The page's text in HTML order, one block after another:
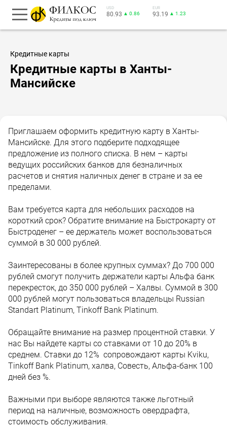
USD
80.93 ▲ 0.86
EUR
93.19 ▲ 1.23
Кредитные карты
Кредитные карты в Ханты-
Мансийске
Приглашаем оформить кредитную карту в Ханты-
Мансийске. Для этого подберите подходящее
предложение из полного списка. В нем – карты
ведущих российских банков для безналичных
расчетов и снятия наличных денег в стране и за ее
пределами.
Вам требуется карта для небольших расходов на
короткий срок? Обратите внимание на Быстрокарту от
Быстроденег – ее держатель может воспользоваться
суммой в 30 000 рублей.
Заинтересованы в более крупных суммах? До 700 000
рублей смогут получить держатели карты Альфа банк
перекресток, до 350 000 рублей – Халвы. Суммой в 300
000 рублей могут пользоваться владельцы Russian
Standart Platinum, Tinkoff Bank Platinum.
Обращайте внимание на размер процентной ставки. У
нас Вы найдете карты со ставками от 10 до 20% в
среднем. Ставки до 12% сопровождают карты Kviku,
Tinkoff Bank Platinum, халва, Совесть, Альфа-банк 100
дней без %.
Важными при выборе являются также льготный
период на наличные, возможность овердрафта,
стоимость обслуживания.